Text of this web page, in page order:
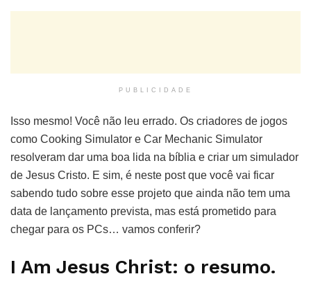
PUBLICIDADE
Isso mesmo! Você não leu errado. Os criadores de jogos
como Cooking Simulator e Car Mechanic Simulator
resolveram dar uma boa lida na bíblia e criar um simulador
de Jesus Cristo. E sim, é neste post que você vai ficar
sabendo tudo sobre esse projeto que ainda não tem uma
data de lançamento prevista, mas está prometido para
chegar para os PCs… vamos conferir?
I Am Jesus Christ: o resumo.